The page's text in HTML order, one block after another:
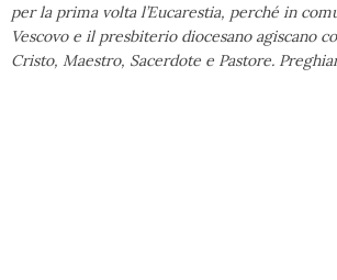
per la prima volta l’Eucarestia, perché in
Vescovo e il presbiterio diocesano agiscano
Cristo, Maestro, Sacerdote e Pastore.